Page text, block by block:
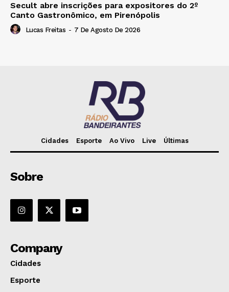
Secult abre inscrições para expositores do 2º
Canto Gastronômico, em Pirenópolis
Lucas Freitas - 7 De Agosto De 2026
Cidades Esporte Ao Vivo Live Últimas
Sobre
Company
Cidades
Esporte